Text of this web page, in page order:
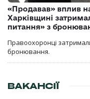
«Продавав» вплив
Харківщині
питання» з
Правоохоронці
бронювання.
ВАКАНСІЇ